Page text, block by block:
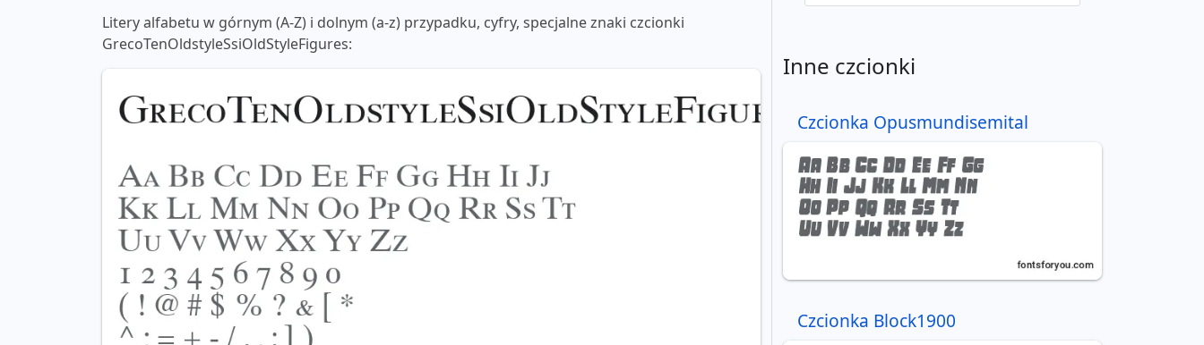
Litery alfabetu w górnym (A-Z) i dolnym (a-z) przypadku, cyfry, specjalne znaki czcionki
GrecoTenOldstyleSsiOldStyleFigures:
Inne czcionki
Czcionka Opusmundisemital
Czcionka Block1900